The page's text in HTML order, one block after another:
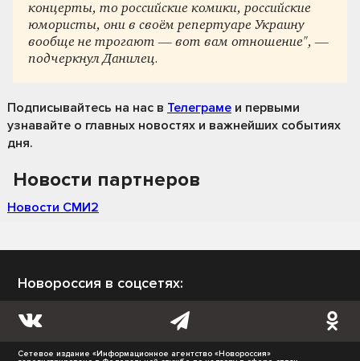
концерты, то российские комики, российские
юмористы, они в своём репертуаре Украину
вообще не трогают — вот вам отношение", —
подчеркнул Данилец.
Подписывайтесь на нас в Телеграме и первыми
узнавайте о главных новостях и важнейших событиях
дня.
Новости партнеров
Новости СМИ2
Новороссия в соцсетях:
Сетевое издание «Информационное агентство «Новороссия»